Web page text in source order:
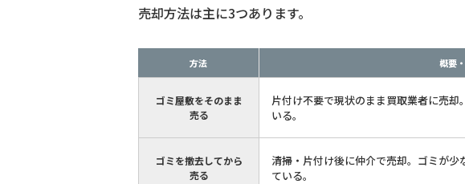
売却方法は主に3つあります。
方法 概要
ゴミ屋敷をそのまま
売る
片付け不要で現状のまま買取業者に売
いる。
ゴミを撤去してから
売る
清掃・片付け後に仲介で売却。ゴミが
ている。